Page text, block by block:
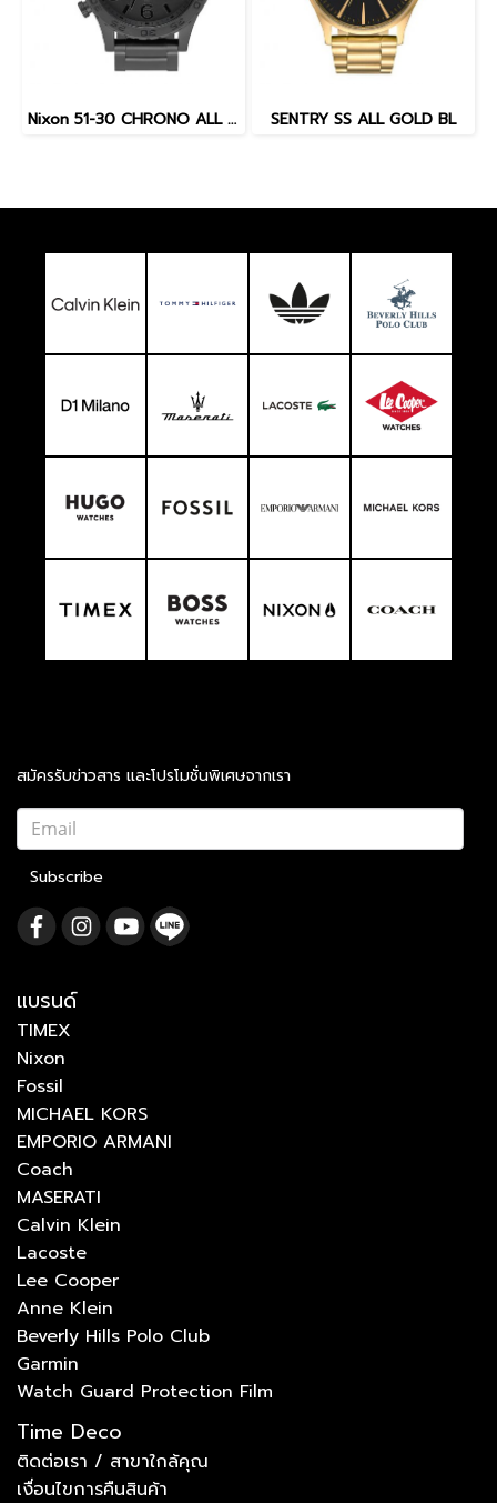
Nixon 51-30 CHRONO ALL MATT SENTRY SS ALL GOLD BL
สมัครรับข่าวสาร และโปรโมชั่นพิเศษจากเรา
Subscribe
แบรนด์
TIMEX
Nixon
Fossil
MICHAEL KORS
EMPORIO ARMANI
Coach
MASERATI
Calvin Klein
Lacoste
Lee Cooper
Anne Klein
Beverly Hills Polo Club
Garmin
Watch Guard Protection Film
Time Deco
ติดต่อเรา / สาขาใกล้คุณ
เงื่อนไขการคืนสินค้า